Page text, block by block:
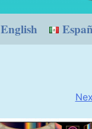
English